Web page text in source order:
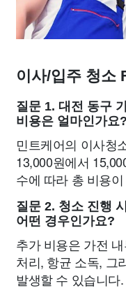
이사/입주 청소
질문 1. 대전 동구
비용은 얼마인가요?
민트케어의 이사청
13,000원에서
수에 따라 총 비용
질문 2. 청소 진행
어떤 경우인가요?
추가 비용은 가전
처리, 항균 소독, 그
발생할 수 있습니다.